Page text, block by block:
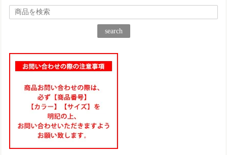
仕事用に一足購入して、凄く履きやすくて楽なので、プライ
ベート用にもう一足購入！ 履くのが楽しみです♪
ネイビーマルチ（NVMT） M／23.0～23.5㎝
気に入って夏にと思い3足目購入です♪ 履きやすくて可愛いで
search